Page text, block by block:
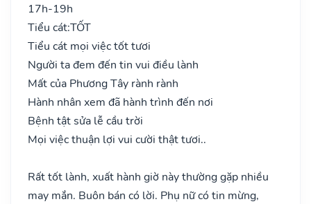
17h-19h
Tiểu cát:TỐT
Tiểu cát mọi việc tốt tươi
Người ta đem đến tin vui điều lành
Mất của Phương Tây rành rành
Hành nhân xem đã hành trình đến nơi
Bệnh tật sửa lễ cầu trời
Mọi việc thuận lợi vui cười thật tươi..
Rất tốt lành, xuất hành giờ này thường gặp nhiều
may mắn. Buôn bán có lời. Phụ nữ có tin mừng,